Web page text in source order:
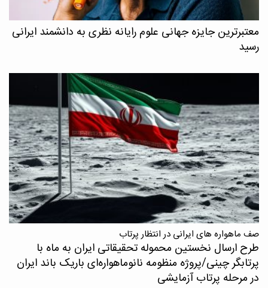
معتبرترین جایزه جهانی علوم رایانه نظری به دانشمند ایرانی
رسید
صف ماهواره های ایرانی در انتظار پرتاب
طرح ارسال نخستین محموله تحقیقاتی ایران به ماه با
پرتابگر چینی/پروژه منظومه نانوماهواره‌ای باریک باند ایران
در مرحله پرتاب آزمایشی